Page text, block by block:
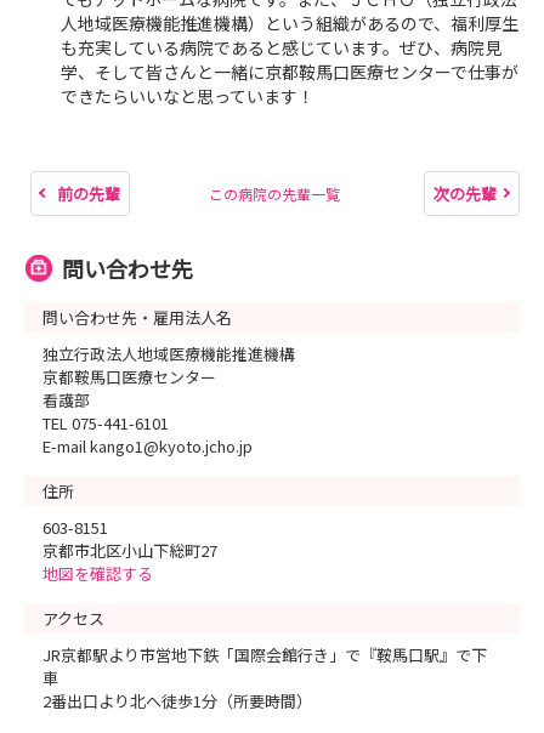
人地域医療機能推進機構）という組織があるので、福利厚生
も充実している病院であると感じています。ぜひ、病院見
学、そして皆さんと一緒に京都鞍馬口医療センターで仕事が
できたらいいなと思っています！
前の先輩 この病院の先輩一覧 次の先輩
問い合わせ先
問い合わせ先・雇用法人名
独立行政法人地域医療機能推進機構
京都鞍馬口医療センター
看護部
TEL 075-441-6101
E-mail kango1@kyoto.jcho.jp
住所
603-8151
京都市北区小山下総町27
地図を確認する
アクセス
JR京都駅より市営地下鉄「国際会館行き」で『鞍馬口駅』で下
車
2番出口より北へ徒歩1分（所要時間）